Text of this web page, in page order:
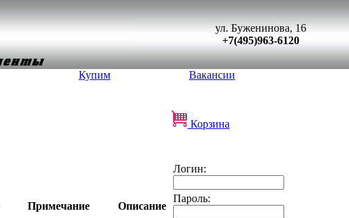
ул. Буженинова, 16
+7(495)963-6120
Купим Вакансии
Корзина
Примечание Описание
Логин:
Пароль: